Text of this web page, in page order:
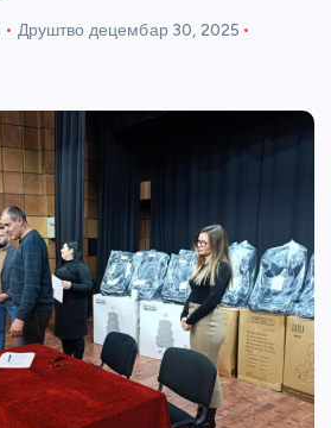
Друштво децембар 30, 2025